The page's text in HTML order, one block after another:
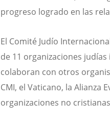
progreso logrado en las
El Comité Judío
de 11 organizaciones
colaboran con otros
CMI, el Vaticano, la Alianza
organizaciones no